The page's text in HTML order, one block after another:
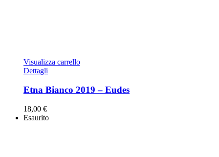
Visualizza carrello
Dettagli
Etna Bianco 2019 – Eudes
18,00 €
Esaurito